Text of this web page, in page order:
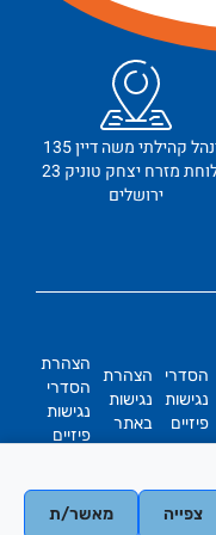
מינהל קהילתי משה דיין 135
מזרח יצחק טוניק 23
ירושלים
הסדרי
נגישות
פיזיים
הצהרת
נגישות
באתר
הצהרת
הסדרי
נגישות
פיזיים
צפייה מאשר/ת